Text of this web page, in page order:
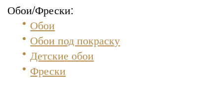
Обои/Фрески:
Обои
Обои под покраску
Детские обои
Фрески